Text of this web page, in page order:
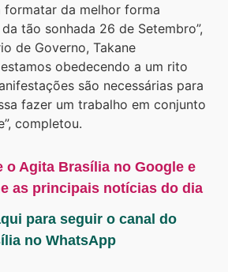
formatar da melhor forma
tão sonhada 26 de Setembro”,
de Governo, Takane
obedecendo a um rito
são necessárias para
fazer um trabalho em conjunto
completou.
o Agita Brasília no Google e
as principais notícias do dia
para seguir o canal do
no WhatsApp